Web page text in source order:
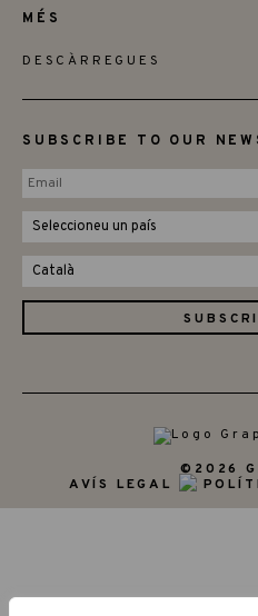
MÉS
DESCÀRREGUES
SUBSCRIBE TO OUR
©2026
AVÍS LEGAL